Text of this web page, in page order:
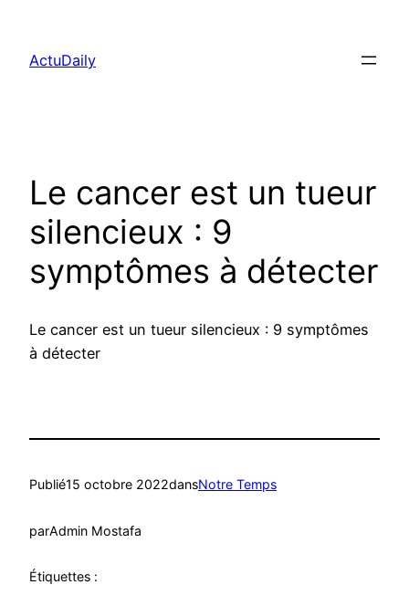
contenu
ActuDaily
Le cancer est un tueur
silencieux : 9
symptômes à détecter
Le cancer est un tueur silencieux : 9 symptômes
à détecter
Publié15 octobre 2022dansNotre Temps
parAdmin Mostafa
Étiquettes :